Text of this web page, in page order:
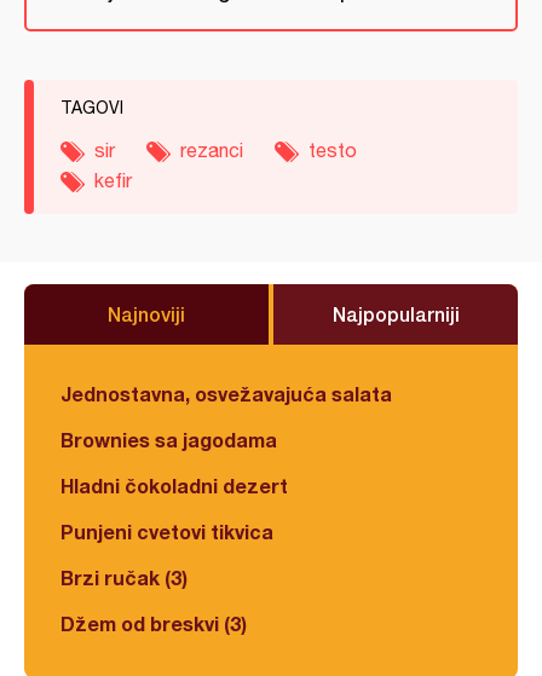
TAGOVI
sir rezanci
testo
kefir
Najnoviji Najpopularniji
Jednostavna, osvežavajuća salata
Brownies sa jagodama
Hladni čokoladni dezert
Punjeni cvetovi tikvica
Brzi ručak (3)
Džem od breskvi (3)